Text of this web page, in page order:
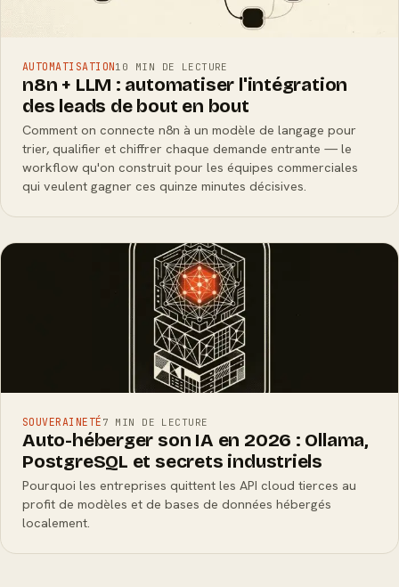
AUTOMATISATION10 MIN DE LECTURE
n8n + LLM : automatiser l'intégration
des leads de bout en bout
Comment on connecte n8n à un modèle de langage pour
trier, qualifier et chiffrer chaque demande entrante — le
workflow qu'on construit pour les équipes commerciales
qui veulent gagner ces quinze minutes décisives.
SOUVERAINETÉ 7 MIN DE LECTURE
Auto-héberger son IA en 2026 : Ollama,
PostgreSQL et secrets industriels
Pourquoi les entreprises quittent les API cloud tierces au
profit de modèles et de bases de données hébergés
localement.